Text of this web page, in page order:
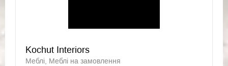
Kochut Interiors
Меблі, Меблі на замовлення